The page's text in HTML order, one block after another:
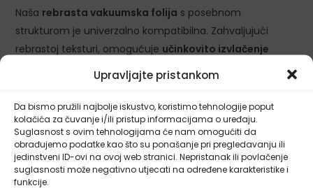
Upravljajte pristankom
Da bismo pružili najbolje iskustvo, koristimo tehnologije poput
kolačića za čuvanje i/ili pristup informacijama o uređaju.
Suglasnost s ovim tehnologijama će nam omogućiti da
obrađujemo podatke kao što su ponašanje pri pregledavanju ili
jedinstveni ID-ovi na ovoj web stranici. Nepristanak ili povlačenje
suglasnosti može negativno utjecati na određene karakteristike i
funkcije.
Naša rebrasta vakuumska folija s posebnom
strukturom je univerzalno kompatibilna. Zahvaljujući
rebrastoj teksturi, omogućuje učinkovito izvlačenje
i savršeno funkcionira sa svim standardnim
vakuumskim aparatima i varilicama folije (uključujući
Status, Gorenje, Laica i dr.).
Folija jezdravstveno ispravna (BPA Free)i izuzetno
svestrana:
Sous Vide Kuhanje:
Apsolutno sigurna za kuhanje u